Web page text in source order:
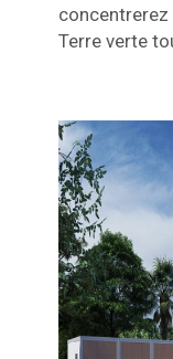
concentrerez
Terre verte